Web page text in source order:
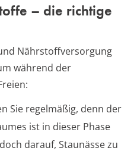
– die richtige
Nährstoffversorgung
während der
Sie regelmäßig, denn der
ist in dieser Phase
darauf, Staunässe zu